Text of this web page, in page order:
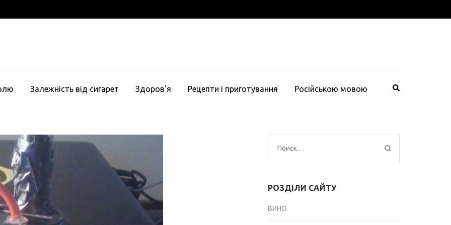
Залежність від сигарет Здоров’я Рецепти і приготування Російською мовою
Найти:
РОЗДІЛИ САЙТУ
ВИНО